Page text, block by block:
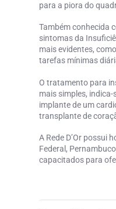
para a piora do
Também conhecida
sintomas da
mais evidentes,
tarefas mínimas
O tratamento para
mais simples,
implante de um
transplante de
A Rede D’Or possui
Federal,
capacitados para